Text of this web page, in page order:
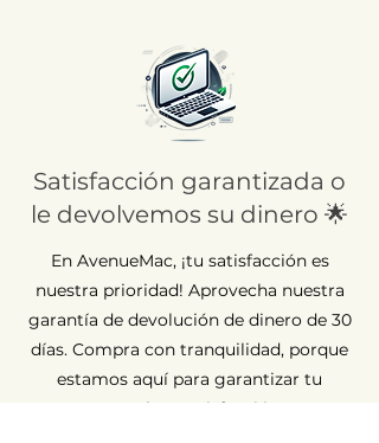
Satisfacción garantizada o
le devolvemos su dinero 🌟
En AvenueMac, ¡tu satisfacción es
nuestra prioridad! Aprovecha nuestra
garantía de devolución de dinero de 30
días. Compra con tranquilidad, porque
estamos aquí para garantizar tu
completa satisfacción.